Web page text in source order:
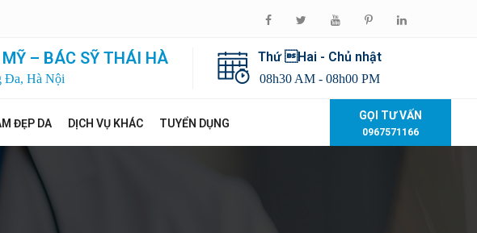
– BÁC SỸ THÁI HÀ
Đa, Hà Nội
Thứ Hai - Chủ nhật
08h30 AM - 08h00 PM
ĐẸP DA DỊCH VỤ KHÁC TUYỂN DỤNG
GỌI TƯ VẤN
0967571166